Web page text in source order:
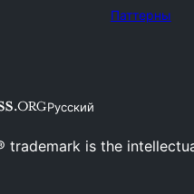
Паттерны
Русский
trademark is the